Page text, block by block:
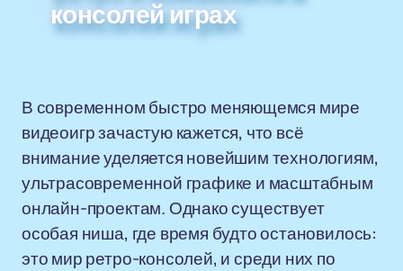
консолей играх
В современном быстро меняющемся мире
видеоигр зачастую кажется, что всё
внимание уделяется новейшим технологиям,
ультрасовременной графике и масштабным
онлайн-проектам. Однако существует
особая ниша, где время будто остановилось:
это мир ретро-консолей, и среди них по